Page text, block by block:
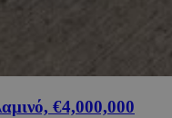
€4,000,000